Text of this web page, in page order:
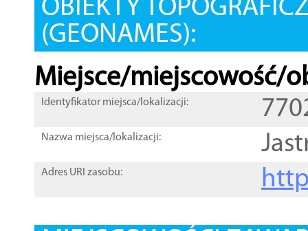
OBIEKTY
(GEONAMES):
Miejsce/miejscowość/
Identyfikator miejsca/lokalizacji:
Nazwa miejsca/lokalizacji:
Adres URI zasobu: